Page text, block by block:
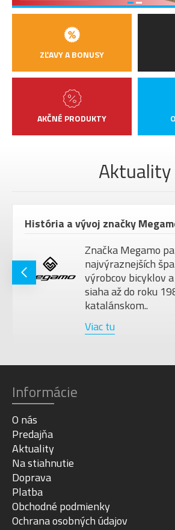
ZĽAVY A BONUSY
AKČNÉ PRODUKTY
Aktuality
História a vývoj značky
Značka Megamo
najvýraznejších
výrobcov bicyklov
siaha až do roku
katalánskom..
Viac tu
Informácie
O nás
Predajňa
Aktuality
Na stiahnutie
Doprava
Platba
Obchodné podmienky
Ochrana osobných údajov